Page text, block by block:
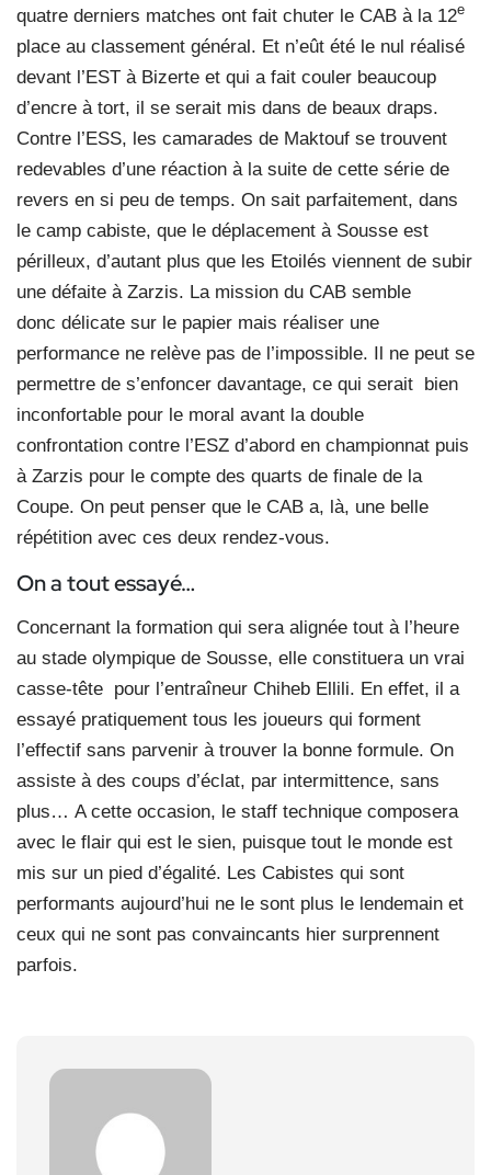
quatre derniers matches ont fait chuter le CAB à la 12e
place au classement général. Et n’eût été le nul réalisé
devant l’EST à Bizerte et qui a fait couler beaucoup
d’encre à tort, il se serait mis dans de beaux draps.
Contre l’ESS, les camarades de Maktouf se trouvent
redevables d’une réaction à la suite de cette série de
revers en si peu de temps. On sait parfaitement, dans
le camp cabiste, que le déplacement à Sousse est
périlleux, d’autant plus que les Etoilés viennent de subir
une défaite à Zarzis. La mission du CAB semble
donc délicate sur le papier mais réaliser une
performance ne relève pas de l’impossible. Il ne peut se
permettre de s’enfoncer davantage, ce qui serait bien
inconfortable pour le moral avant la double
confrontation contre l’ESZ d’abord en championnat puis
à Zarzis pour le compte des quarts de finale de la
Coupe. On peut penser que le CAB a, là, une belle
répétition avec ces deux rendez-vous.
On a tout essayé…
Concernant la formation qui sera alignée tout à l’heure
au stade olympique de Sousse, elle constituera un vrai
casse-tête pour l’entraîneur Chiheb Ellili. En effet, il a
essayé pratiquement tous les joueurs qui forment
l’effectif sans parvenir à trouver la bonne formule. On
assiste à des coups d’éclat, par intermittence, sans
plus… A cette occasion, le staff technique composera
avec le flair qui est le sien, puisque tout le monde est
mis sur un pied d’égalité. Les Cabistes qui sont
performants aujourd’hui ne le sont plus le lendemain et
ceux qui ne sont pas convaincants hier surprennent
parfois.